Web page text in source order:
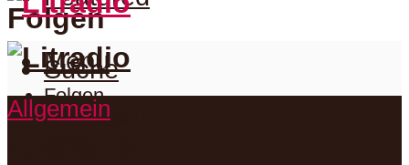
Folgen
Folgen
Facebook
Menu
Suche
Podcasts
Allgemein